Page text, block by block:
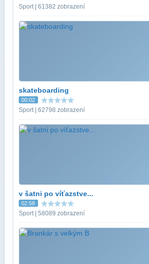
Sport | 61382 zobrazení
skateboarding
00:02
Sport | 62798 zobrazení
v šatni po víťazstve...
02:58
Sport | 58089 zobrazení